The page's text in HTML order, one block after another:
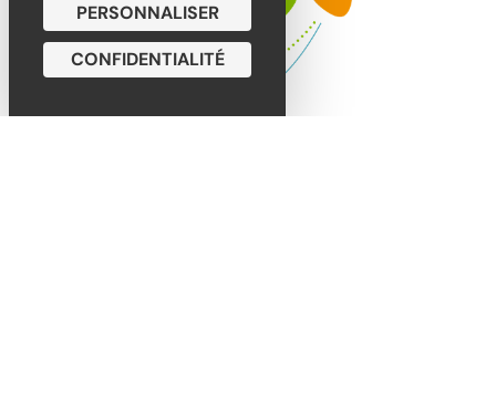
PERSONNALISER
CONFIDENTIALITÉ